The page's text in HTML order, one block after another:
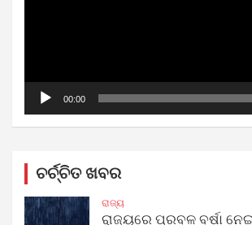
00:00
ଚର୍ଚ୍ଚିତ ଖବର
ରାଜ୍ୟ
ରାଜ୍ୟରେ ପ୍ରବଳ ବର୍ଷା ନେଇ